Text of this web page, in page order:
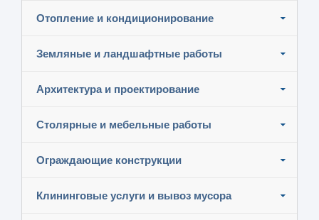
Отопление и кондиционирование
Земляные и ландшафтные работы
Архитектура и проектирование
Столярные и мебельные работы
Ограждающие конструкции
Клининговые услуги и вывоз мусора